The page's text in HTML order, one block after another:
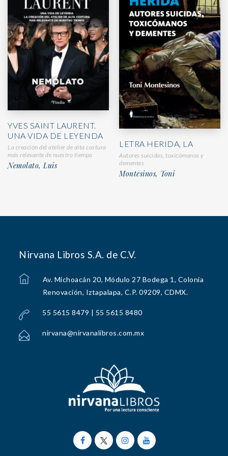
YVES SAINT LAURENT.
UNA VIDA DE LEYENDA
La creación del atelier de alta costura
más relevante de nuestro tiempo
Nemolato, Luis
LETRA HERIDA, LA
Autores suicidas, toxicómanos y
dementes
Montesinos, Toni
Nirvana Libros S.A. de C.V.
Av. Michoacán 20, Módulo 27 Bodega 1, Colonia
Renovación, Iztapalapa, C.P. 09209, CDMX.
55 5615 8479 | 55 5615 8480
nirvana@nirvanalibros.com.mx